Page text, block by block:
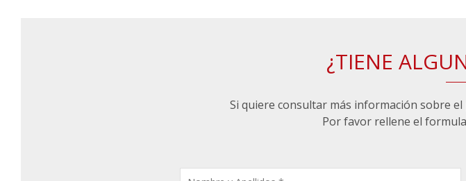
¿TIENE
Si quiere consultar más información sobre
Por favor rellene el